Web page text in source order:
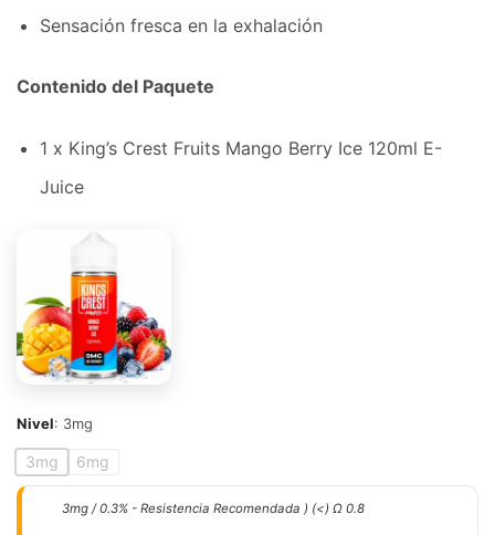
Sensación fresca en la exhalación
Contenido del Paquete
1 x King’s Crest Fruits Mango Berry Ice 120ml E-
Juice
Nivel: 3mg
3mg 6mg
3mg / 0.3% - Resistencia Recomendada ) (<) Ω 0.8